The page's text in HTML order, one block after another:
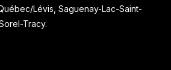
Lévis, Saguenay-Lac-Saint-
Tracy.